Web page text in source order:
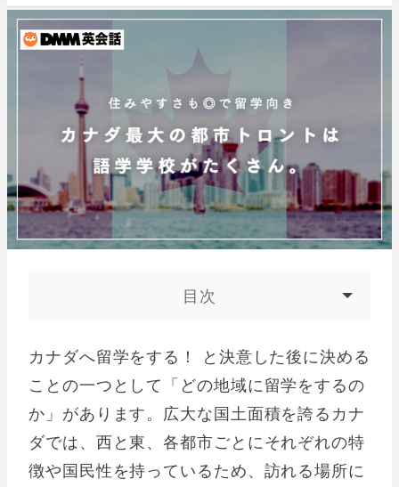
目次
カナダへ留学をする！ と決意した後に決める
ことの一つとして「どの地域に留学をするの
か」があります。広大な国土面積を誇るカナ
ダでは、西と東、各都市ごとにそれぞれの特
徴や国民性を持っているため、訪れる場所に